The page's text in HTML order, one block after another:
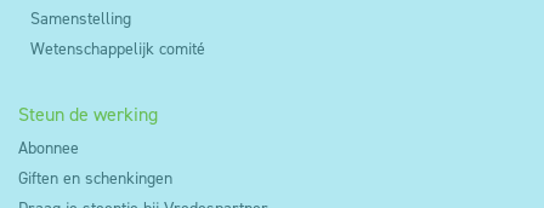
Samenstelling
Wetenschappelijk comité
Steun de werking
Abonnee
Giften en schenkingen